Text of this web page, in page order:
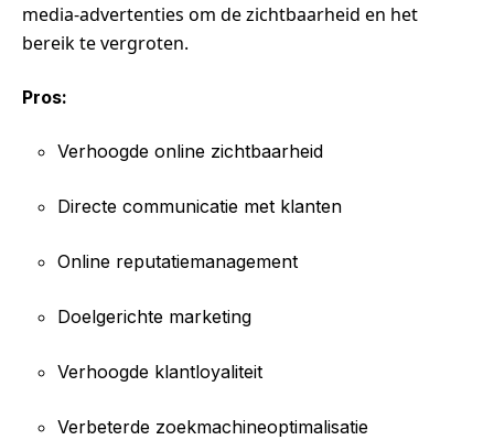
media-advertenties om de zichtbaarheid en het
bereik te vergroten.
Pros:
Verhoogde online zichtbaarheid
Directe communicatie met klanten
Online reputatiemanagement
Doelgerichte marketing
Verhoogde klantloyaliteit
Verbeterde zoekmachineoptimalisatie